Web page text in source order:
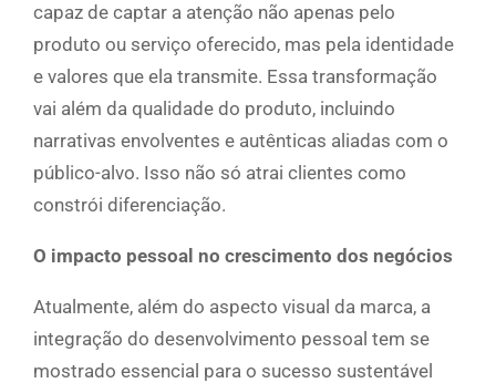
capaz de captar a atenção não apenas pelo
produto ou serviço oferecido, mas pela identidade
e valores que ela transmite. Essa transformação
vai além da qualidade do produto, incluindo
narrativas envolventes e autênticas aliadas com o
público-alvo. Isso não só atrai clientes como
constrói diferenciação.
O impacto pessoal no crescimento dos negócios
Atualmente, além do aspecto visual da marca, a
integração do desenvolvimento pessoal tem se
mostrado essencial para o sucesso sustentável